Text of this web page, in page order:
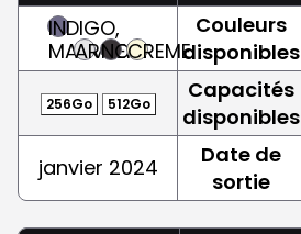
INDIGO,
MAUVE
ARGENT
NOIRCREME
Couleurs
disponibles
256Go 512Go
Capacités
disponibles
janvier 2024
Date de
sortie